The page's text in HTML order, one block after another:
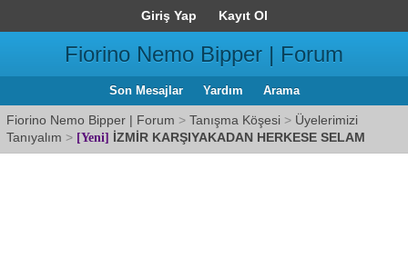
Giriş Yap Kayıt Ol
Fiorino Nemo Bipper | Forum
Son Mesajlar Yardım Arama
Fiorino Nemo Bipper | Forum > Tanışma Köşesi > Üyelerimizi
Tanıyalım > [Yeni] İZMİR KARŞIYAKADAN HERKESE SELAM